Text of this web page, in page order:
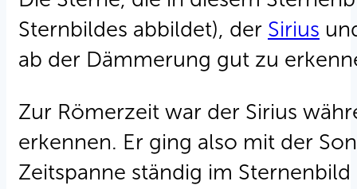
Sternbildes abbildet), der Sirius
ab der Dämmerung gut zu
Zur Römerzeit war der Sirius
erkennen. Er ging also mit der
Zeitspanne ständig im